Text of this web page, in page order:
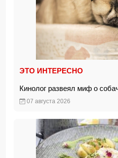
ЭТО ИНТЕРЕСНО
Кинолог развеял миф о
07 августа 2026